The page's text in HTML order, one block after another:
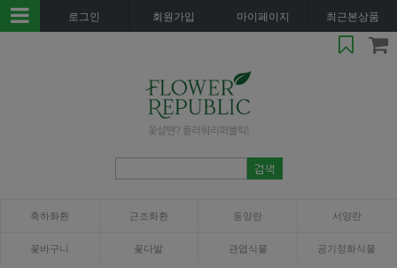
로그인 회원가입 마이페이지 최근본상품
축하화환 근조화환 동양란 서양란
꽃바구니 꽃다발 관엽식물 공기정화식물